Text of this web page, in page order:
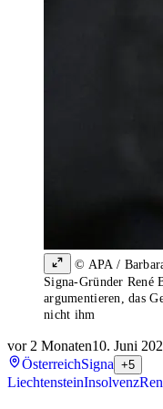
© APA /
Signa-Gründer René
argumentieren, das
nicht ihm
vor 2 Monaten10. Juni
ÖsterreichSigna +5
LiechtensteinInsolvenz